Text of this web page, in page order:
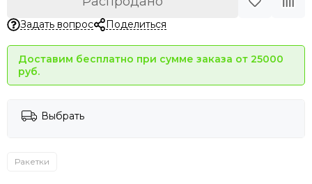
Задать вопрос Поделиться
Доставим бесплатно при сумме заказа от 25000
руб.
Выбрать
Ракетки